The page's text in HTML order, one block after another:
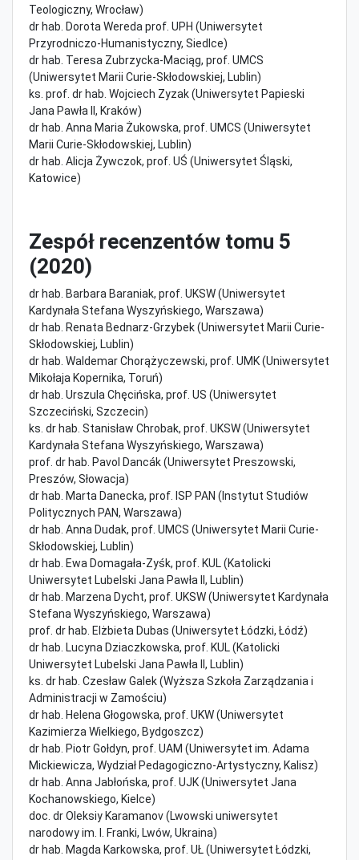
Teologiczny, Wrocław)
dr hab. Dorota Wereda prof. UPH (Uniwersytet
Przyrodniczo-Humanistyczny, Siedlce)
dr hab. Teresa Zubrzycka-Maciąg, prof. UMCS
(Uniwersytet Marii Curie-Skłodowskiej, Lublin)
ks. prof. dr hab. Wojciech Zyzak (Uniwersytet Papieski
Jana Pawła II, Kraków)
dr hab. Anna Maria Żukowska, prof. UMCS (Uniwersytet
Marii Curie-Skłodowskiej, Lublin)
dr hab. Alicja Żywczok, prof. UŚ (Uniwersytet Śląski,
Katowice)
Zespół recenzentów tomu 5
(2020)
dr hab. Barbara Baraniak, prof. UKSW (Uniwersytet
Kardynała Stefana Wyszyńskiego, Warszawa)
dr hab. Renata Bednarz-Grzybek (Uniwersytet Marii Curie-
Skłodowskiej, Lublin)
dr hab. Waldemar Chorążyczewski, prof. UMK (Uniwersytet
Mikołaja Kopernika, Toruń)
dr hab. Urszula Chęcińska, prof. US (Uniwersytet
Szczeciński, Szczecin)
ks. dr hab. Stanisław Chrobak, prof. UKSW (Uniwersytet
Kardynała Stefana Wyszyńskiego, Warszawa)
prof. dr hab. Pavol Dancák (Uniwersytet Preszowski,
Preszów, Słowacja)
dr hab. Marta Danecka, prof. ISP PAN (Instytut Studiów
Politycznych PAN, Warszawa)
dr hab. Anna Dudak, prof. UMCS (Uniwersytet Marii Curie-
Skłodowskiej, Lublin)
dr hab. Ewa Domagała-Zyśk, prof. KUL (Katolicki
Uniwersytet Lubelski Jana Pawła II, Lublin)
dr hab. Marzena Dycht, prof. UKSW (Uniwersytet Kardynała
Stefana Wyszyńskiego, Warszawa)
prof. dr hab. Elżbieta Dubas (Uniwersytet Łódzki, Łódź)
dr hab. Lucyna Dziaczkowska, prof. KUL (Katolicki
Uniwersytet Lubelski Jana Pawła II, Lublin)
ks. dr hab. Czesław Galek (Wyższa Szkoła Zarządzania i
Administracji w Zamościu)
dr hab. Helena Głogowska, prof. UKW (Uniwersytet
Kazimierza Wielkiego, Bydgoszcz)
dr hab. Piotr Gołdyn, prof. UAM (Uniwersytet im. Adama
Mickiewicza, Wydział Pedagogiczno-Artystyczny, Kalisz)
dr hab. Anna Jabłońska, prof. UJK (Uniwersytet Jana
Kochanowskiego, Kielce)
doc. dr Oleksiy Karamanov (Lwowski uniwersytet
narodowy im. I. Franki, Lwów, Ukraina)
dr hab. Magda Karkowska, prof. UŁ (Uniwersytet Łódzki,